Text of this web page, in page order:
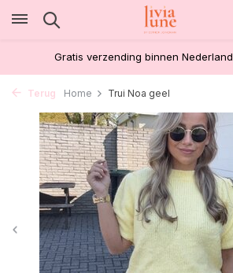
Gratis verzending binnen
Terug Home Trui Noa geel